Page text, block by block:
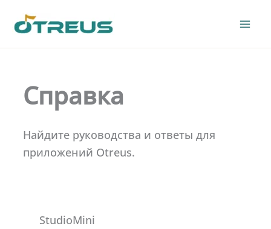
Справка
Найдите руководства и ответы для
приложений Otreus.
StudioMini